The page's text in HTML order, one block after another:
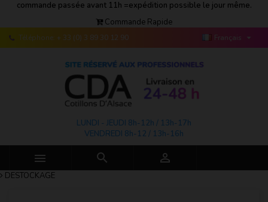
commande passée avant 11h =expédition possible le jour même.
Commande Rapide
Téléphone: + 33 (0) 3 89 30 12 90 Français 
LUNDI - JEUDI 8h-12h / 13h-17h
VENDREDI 8h-12 / 13h-16h
  
DESTOCKAGE